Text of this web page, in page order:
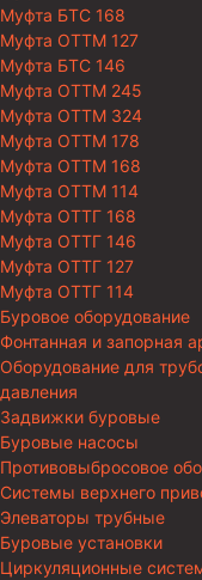
Муфта БТС 168
Муфта ОТТМ 127
Муфта БТС 146
Муфта ОТТМ 245
Муфта ОТТМ 324
Муфта ОТТМ 178
Муфта ОТТМ 168
Муфта ОТТМ 114
Муфта ОТТГ 168
Муфта ОТТГ 146
Муфта ОТТГ 127
Муфта ОТТГ 114
Буровое оборудование
Фонтанная и запорная
Оборудование для
давления
Задвижки буровые
Буровые насосы
Противовыбросовое
Системы верхнего
Элеваторы трубные
Буровые установки
Циркуляционные